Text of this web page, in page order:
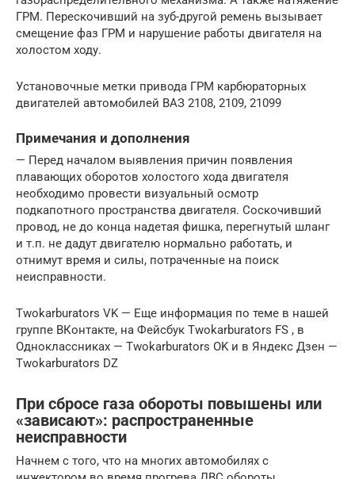
ГРМ. Перескочивший на зуб-другой ремень вызывает
смещение фаз ГРМ и нарушение работы двигателя на
холостом ходу.
Установочные метки привода ГРМ карбюраторных
двигателей автомобилей ВАЗ 2108, 2109, 21099
Примечания и дополнения
— Перед началом выявления причин появления
плавающих оборотов холостого хода двигателя
необходимо провести визуальный осмотр
подкапотного пространства двигателя. Соскочивший
провод, не до конца надетая фишка, перегнутый шланг
и т.п. не дадут двигателю нормально работать, и
отнимут время и силы, потраченные на поиск
неисправности.
Twokarburators VK — Еще информация по теме в нашей
группе ВКонтакте, на Фейсбук Twokarburators FS , в
Одноклассниках — Twokarburators OK и в Яндекс Дзен —
Twokarburators DZ
При сбросе газа обороты повышены или
«зависают»: распространенные
неисправности
Начнем с того, что на многих автомобилях с